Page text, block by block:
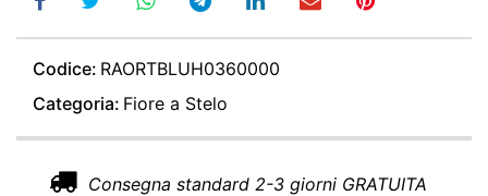
Codice: RAORTBLUH0360000
Categoria: Fiore a Stelo
Consegna standard 2-3 giorni GRATUITA